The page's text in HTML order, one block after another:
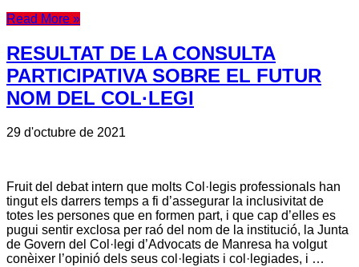
Read More »
RESULTAT DE LA CONSULTA
PARTICIPATIVA SOBRE EL FUTUR
NOM DEL COL·LEGI
29 d'octubre de 2021
Fruit del debat intern que molts Col·legis professionals han
tingut els darrers temps a fi d’assegurar la inclusivitat de
totes les persones que en formen part, i que cap d’elles es
pugui sentir exclosa per raó del nom de la institució, la Junta
de Govern del Col·legi d’Advocats de Manresa ha volgut
conèixer l’opinió dels seus col·legiats i col·legiades, i …